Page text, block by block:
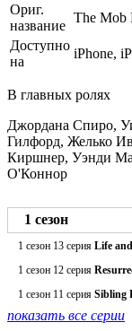
Ориг.
название
The Mob
Доступно
на
iPhone,
В главных ролях
Джордана Спиро,
Гилфорд, Желько
Киршнер, Уэнди
О'Коннор
1 сезон
1 сезон 13 серия Life
1 сезон 12 серия
1 сезон 11 серия Sibling
показать все серии